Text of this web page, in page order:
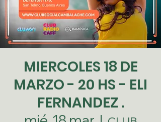
MIERCOLES 18 DE
MARZO - 20 HS - ELI
FERNANDEZ .